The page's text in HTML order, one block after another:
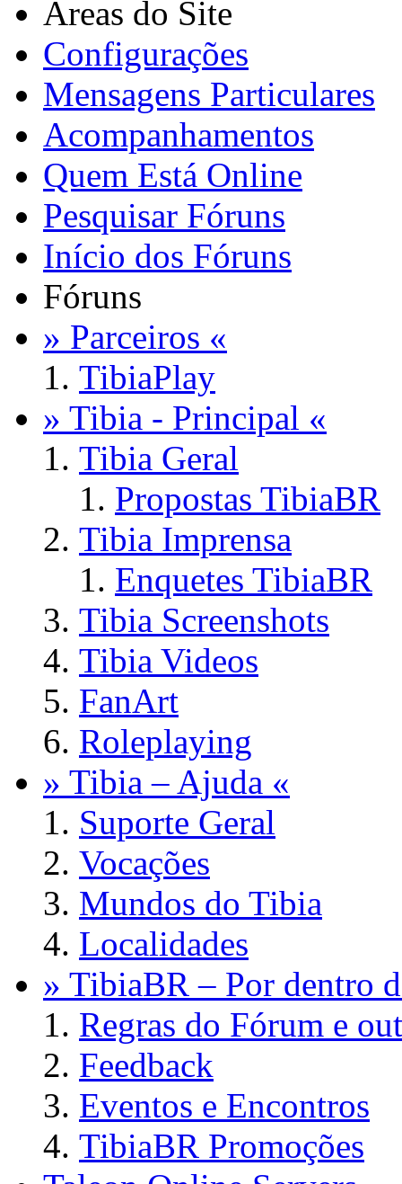
Áreas do Site
Configurações
Mensagens Particulares
Acompanhamentos
Quem Está Online
Pesquisar Fóruns
Início dos Fóruns
Fóruns
» Parceiros «
TibiaPlay
» Tibia - Principal «
Tibia Geral
Propostas TibiaBR
Tibia Imprensa
Enquetes TibiaBR
Tibia Screenshots
Tibia Videos
FanArt
Roleplaying
» Tibia – Ajuda «
Suporte Geral
Vocações
Mundos do Tibia
Localidades
» TibiaBR – Por dentro
Regras do Fórum e
Feedback
Eventos e Encontros
TibiaBR Promoções